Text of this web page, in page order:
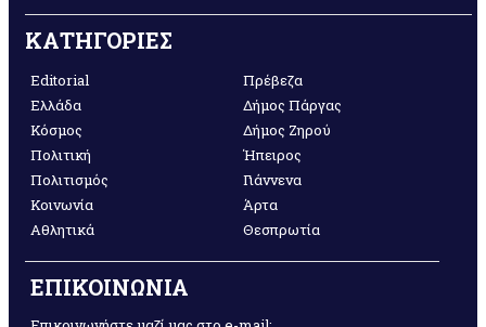
ΚΑΤΗΓΟΡΙΕΣ
Editorial
Ελλάδα
Κόσμος
Πολιτική
Πολιτισμός
Κοινωνία
Αθλητικά
Πρέβεζα
Δήμος Πάργας
Δήμος Ζηρού
Ήπειρος
Γιάννενα
Άρτα
Θεσπρωτία
ΕΠΙΚΟΙΝΩΝΙΑ